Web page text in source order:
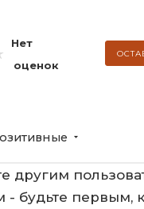
Нет
оценок
другим
- будьте первым,